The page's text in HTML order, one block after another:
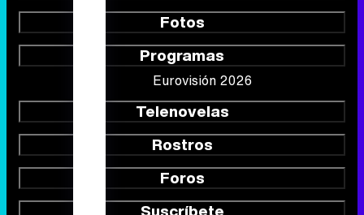
Fotos
Programas
Eurovisión 2026
Telenovelas
Rostros
Foros